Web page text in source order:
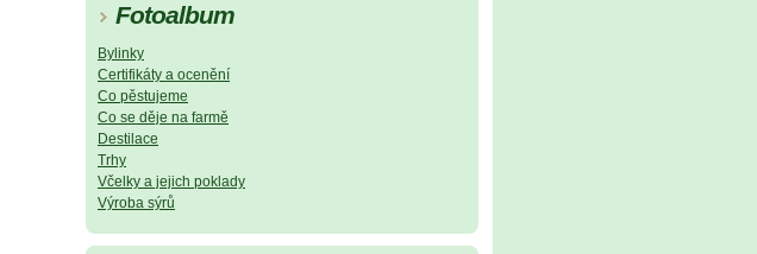
Fotoalbum
Bylinky
Certifikáty a ocenění
Co pěstujeme
Co se děje na farmě
Destilace
Trhy
Včelky a jejich poklady
Výroba sýrů